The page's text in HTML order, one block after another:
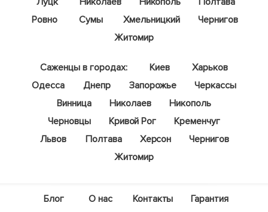
Ровно
Сумы Хмельницкий
Чернигов
Житомир
Саженцы в городах: Киев
Харьков
Одесса
Днепр Запорожье
Черкассы
Винница
Николаев
Никополь
Черновцы
Кривой Рог
Кременчуг
Львов
Полтава Херсон
Чернигов
Житомир
Блог О нас Контакты
Гарантия